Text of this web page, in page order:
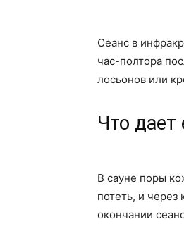
Сеанс в
час-полтора
лосьонов или
Что дает
В сауне поры
потеть, и
окончании